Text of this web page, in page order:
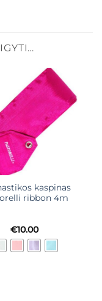
kaspinas
ribbon 4m
€10.00